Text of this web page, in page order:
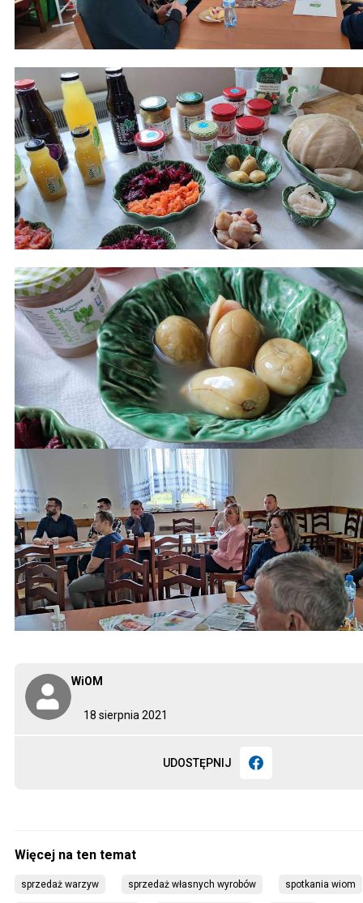
18 sierpnia 2021
WiOM
UDOSTĘPNIJ
sprzedaż warzyw sprzedaż własnych wyrobów spotkania wiom